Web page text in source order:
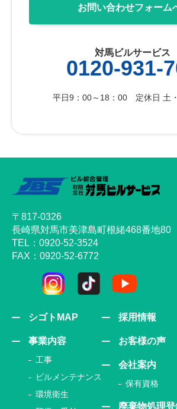
お問い合わせフォーム
対馬ビルサービス
0120-931-
平日9：00～18：00 定休日 土
〒817-0326
長崎県対馬市美津島町根緒468番地80
TEL：0920-52-3524
FAX：0920-52-6772
シゴトMAP
事業内容
工事
ビルメンテナンス
環境衛生
採用情報
お客様の声
会社案内
保有資格
廃棄物処理登